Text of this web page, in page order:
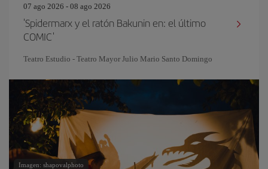
07 ago 2026 - 08 ago 2026
'Spidermarx y el ratón Bakunin en: el último
COMIC'
Teatro Estudio - Teatro Mayor Julio Mario Santo Domingo
Imagen: shapovalphoto